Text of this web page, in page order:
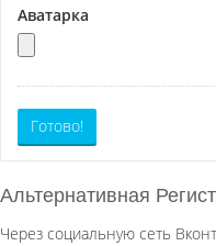
Аватарка
Готово!
Альтернативная
Через социальную сеть